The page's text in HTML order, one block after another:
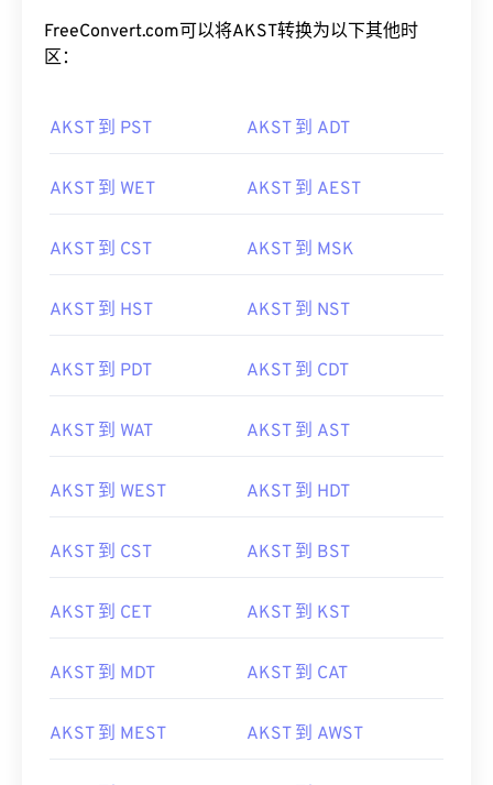
FreeConvert.com可以将AKST转换为以下其他时
区：
AKST 到 PST AKST 到 ADT
AKST 到 WET AKST 到 AEST
AKST 到 CST AKST 到 MSK
AKST 到 HST AKST 到 NST
AKST 到 PDT AKST 到 CDT
AKST 到 WAT AKST 到 AST
AKST 到 WEST AKST 到 HDT
AKST 到 CST AKST 到 BST
AKST 到 CET AKST 到 KST
AKST 到 MDT AKST 到 CAT
AKST 到 MEST AKST 到 AWST